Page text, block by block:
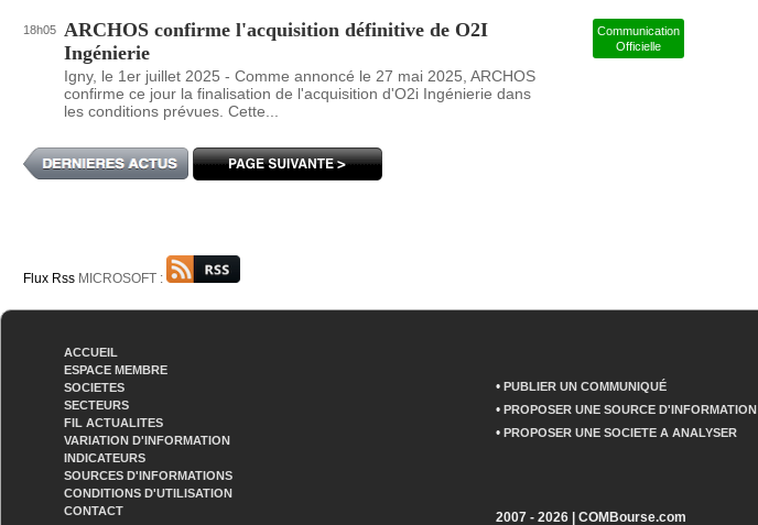
18h05 ARCHOS confirme l'acquisition définitive de O2I
Ingénierie
Igny, le 1er juillet 2025 - Comme annoncé le 27 mai 2025, ARCHOS
confirme ce jour la finalisation de l'acquisition d'O2i Ingénierie dans
les conditions prévues. Cette...
Communication
Officielle
Flux Rss MICROSOFT :
ACCUEIL
ESPACE MEMBRE
SOCIETES
SECTEURS
FIL ACTUALITES
VARIATION D'INFORMATION
INDICATEURS
SOURCES D'INFORMATIONS
CONDITIONS D'UTILISATION
CONTACT
• PUBLIER UN COMMUNIQUÉ
• PROPOSER UNE SOURCE D'INFORMATION
• PROPOSER UNE SOCIETE A ANALYSER
2007 - 2026 | COMBourse.com